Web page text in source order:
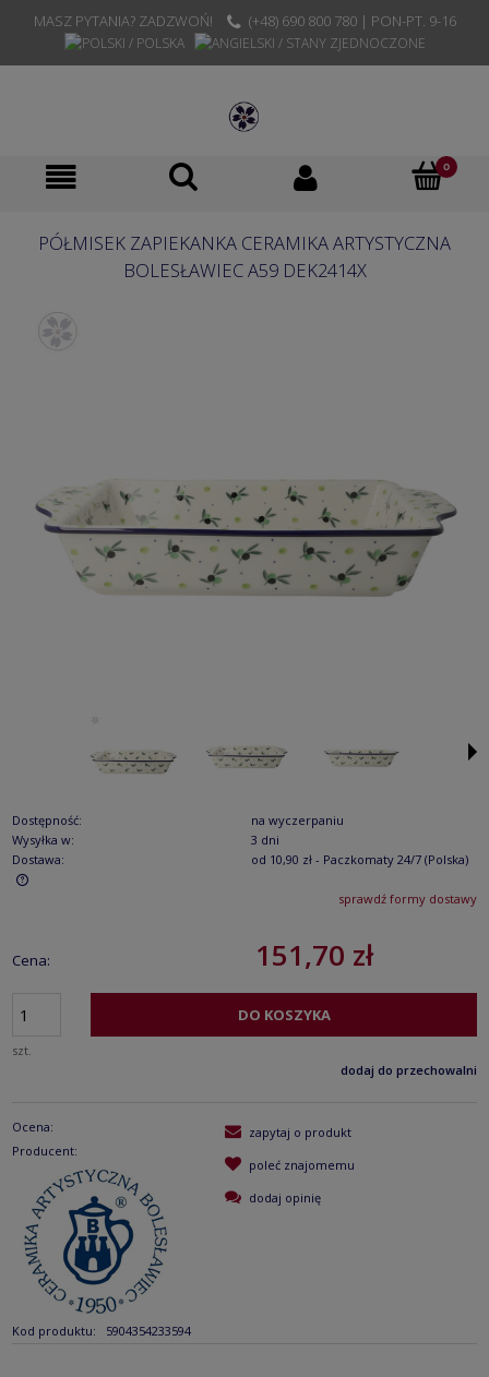
MASZ PYTANIA? ZADZWOŃ! (+48) 690 800 780 | PON-PT. 9-16
PÓŁMISEK ZAPIEKANKA CERAMIKA ARTYSTYCZNA
BOLESŁAWIEC A59 DEK2414X
Dostępność:
na wyczerpaniu
Wysyłka w:
3 dni
Dostawa:
od 10,90 zł - Paczkomaty 24/7 (Polska)
Cena nie zawiera ewentualnych kosztów płatnościsprawdź formy dostawy
Cena: 151,70 zł
szt.
DO KOSZYKA
dodaj do przechowalni
Ocena:
Producent:
Kod produktu: 5904354233594
zapytaj o produkt
poleć znajomemu
dodaj opinię